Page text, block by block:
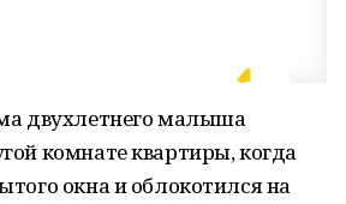
двухлетнего малыша
комнате квартиры, когда
окна и облокотился на